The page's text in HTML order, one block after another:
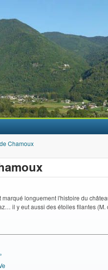
Chamoux
marqué longuement l'histoire du
il y eut aussi des étoiles filantes